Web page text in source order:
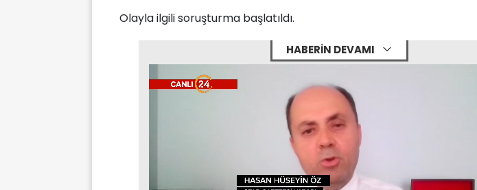
Olayla ilgili soruşturma başlatıldı.
HABERİN DEVAMI